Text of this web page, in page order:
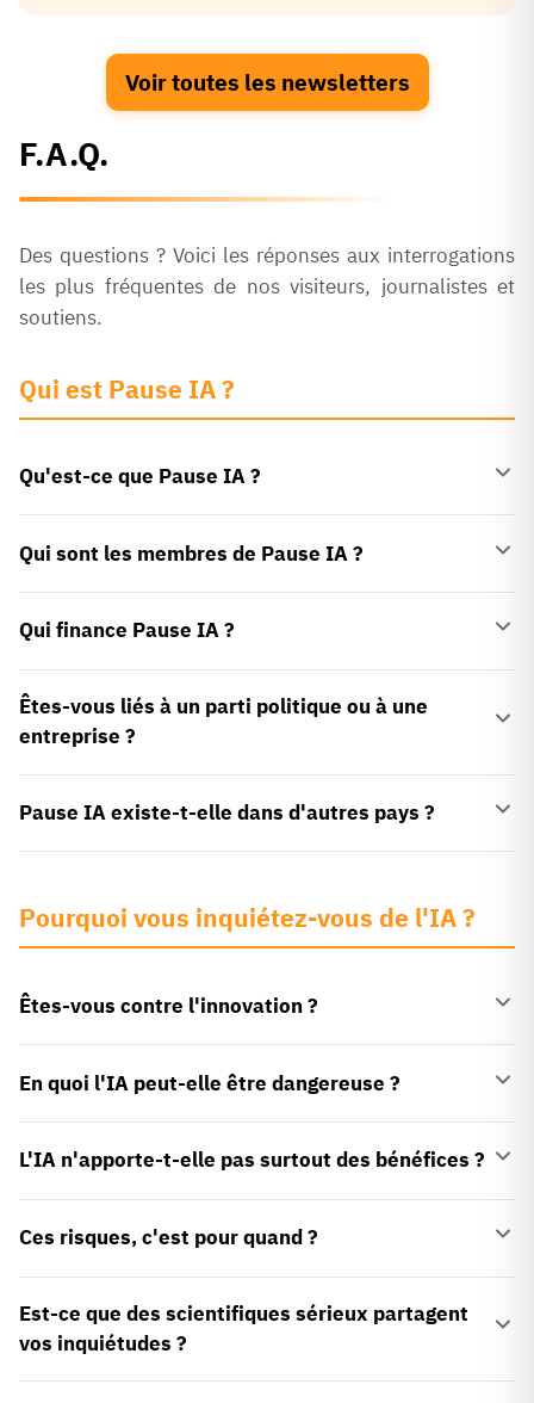
Voir toutes les newsletters
F.A.Q.
Des questions ? Voici les réponses aux interrogations
les plus fréquentes de nos visiteurs, journalistes et
soutiens.
Qui est Pause IA ?
Qu'est-ce que Pause IA ?
Qui sont les membres de Pause IA ?
Qui finance Pause IA ?
Êtes-vous liés à un parti politique ou à une
entreprise ?
Pause IA existe-t-elle dans d'autres pays ?
Pourquoi vous inquiétez-vous de l'IA ?
Êtes-vous contre l'innovation ?
En quoi l'IA peut-elle être dangereuse ?
L'IA n'apporte-t-elle pas surtout des bénéfices ?
Ces risques, c'est pour quand ?
Est-ce que des scientifiques sérieux partagent
vos inquiétudes ?